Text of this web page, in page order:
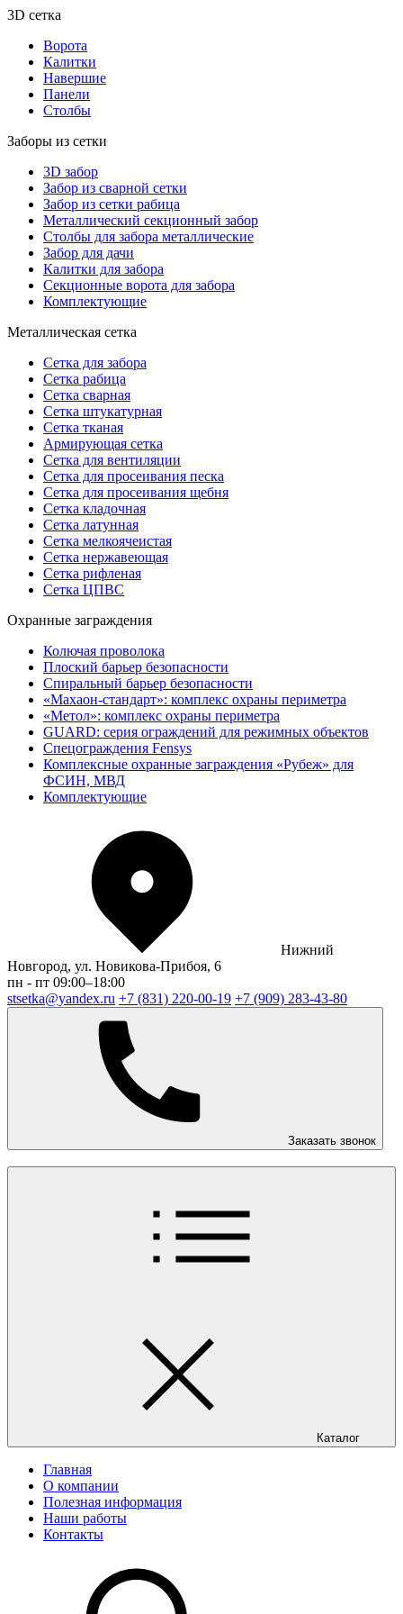
3D сетка
Ворота
Калитки
Навершие
Панели
Столбы
Заборы из сетки
3D забор
Забор из сварной сетки
Забор из сетки рабица
Металлический секционный забор
Столбы для забора металлические
Забор для дачи
Калитки для забора
Секционные ворота для забора
Комплектующие
Металлическая сетка
Сетка для забора
Сетка рабица
Сетка сварная
Сетка штукатурная
Сетка тканая
Армирующая сетка
Сетка для вентиляции
Сетка для просеивания песка
Сетка для просеивания щебня
Сетка кладочная
Сетка латунная
Сетка мелкоячеистая
Сетка нержавеющая
Сетка рифленая
Сетка ЦПВС
Охранные заграждения
Колючая проволока
Плоский барьер безопасности
Спиральный барьер безопасности
«Махаон-стандарт»: комплекс охраны периметра
«Метол»: комплекс охраны периметра
GUARD: серия ограждений для режимных объектов
Спецограждения Fensys
Комплексные охранные заграждения «Рубеж» для
ФСИН, МВД
Комплектующие
Нижний
Новгород, ул. Новикова-Прибоя, 6
пн - пт 09:00–18:00
stsetka@yandex.ru +7 (831) 220-00-19 +7 (909) 283-43-80
Заказать звонок
Каталог
Главная
О компании
Полезная информация
Наши работы
Контакты